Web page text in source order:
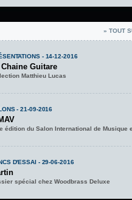
» TOUT
- 14-12-2016
Chaine Guitare
Matthieu Lucas
- 21-09-2016
édition du Salon International de Musique
D'ESSAI - 29-06-2016
spécial chez Woodbrass Deluxe